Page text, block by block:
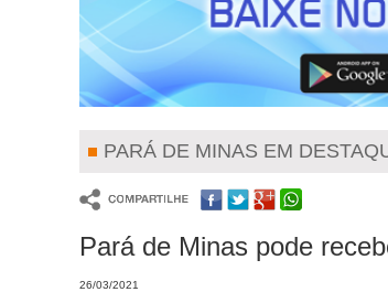
PARÁ DE MINAS EM
Pará de Minas pode
26/03/2021